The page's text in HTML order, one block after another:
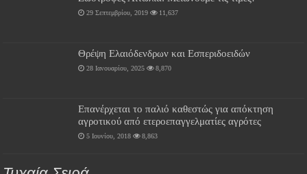
29 Σεπτεμβρίου, 2019 11,637
Θρέψη Ελαιόδενδρων και Εσπεριδοειδών
28 Ιανουαρίου, 2025 8,870
Επανέρχεται το παλιό καθεστώς για απόκτηση
αγροτικού από ετεροεπαγγελματίες αγρότες
5 Ιουνίου, 2018 8,863